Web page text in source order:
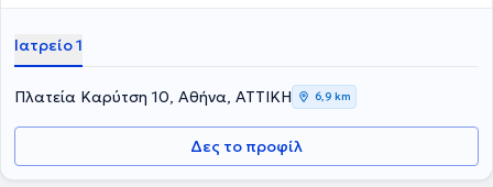
Ιατρείο 1
Πλατεία Καρύτση 10, Αθήνα, ΑΤΤΙΚΗ 6,9 km
Δες το προφίλ